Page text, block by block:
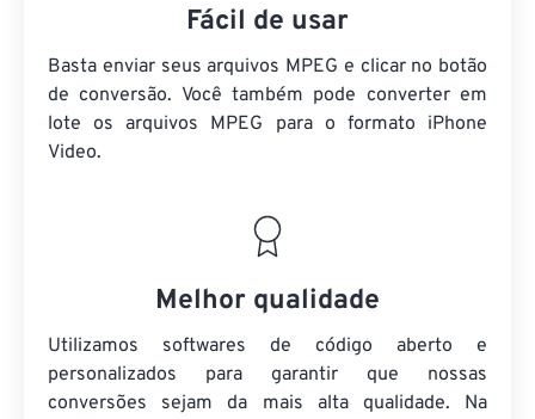
Fácil de usar
Basta enviar seus arquivos MPEG e clicar no botão
de conversão. Você também pode converter em
loteos arquivos MPEG para o formato iPhone
Video.
Melhor qualidade
Utilizamos softwares de código aberto e
personalizados para garantir que nossas
conversões sejam da mais alta qualidade. Na